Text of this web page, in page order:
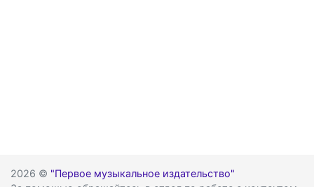
2026 © "Первое музыкальное издательство"